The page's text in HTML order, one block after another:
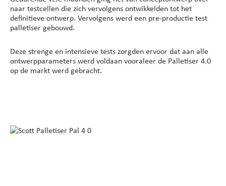
naar testcellen die zich vervolgens ontwikkelden tot het
definitieve ontwerp. Vervolgens werd een pre-productie test
palletiser gebouwd.
Deze strenge en intensieve tests zorgden ervoor dat aan alle
ontwerpparameters werd voldaan vooraleer de Palletiser 4.0
op de markt werd gebracht.